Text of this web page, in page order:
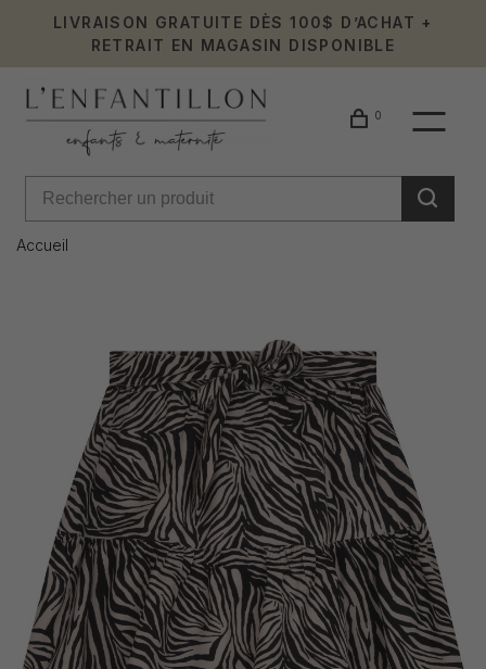
LIVRAISON GRATUITE DÈS 100$ D’ACHAT +
RETRAIT EN MAGASIN DISPONIBLE
0
Accueil